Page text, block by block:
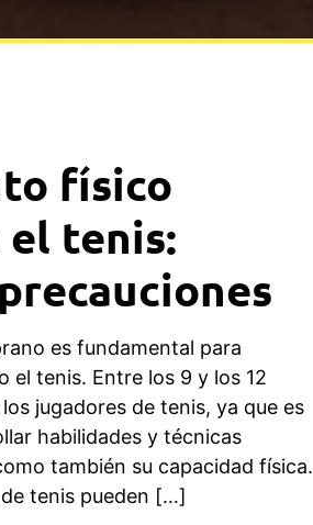
físico
tenis:
es fundamental para
el tenis. Entre los 9 y los 12
jugadores de tenis, ya que es
habilidades y técnicas
también su capacidad física.
tenis pueden […]